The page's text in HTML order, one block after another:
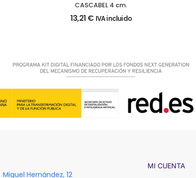
CASCABEL 4 cm.
13,21€ IVA incluido
Miguel Hernández, 12
MI CUENTA